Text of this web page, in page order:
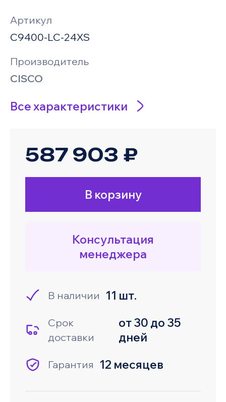
Артикул
C9400-LC-24XS
Производитель
CISCO
Все характеристики
587 903 ₽
В корзину
Консультация
менеджера
В наличии 11 шт.
Срок
доставки
от 30 до 35
дней
Гарантия 12 месяцев